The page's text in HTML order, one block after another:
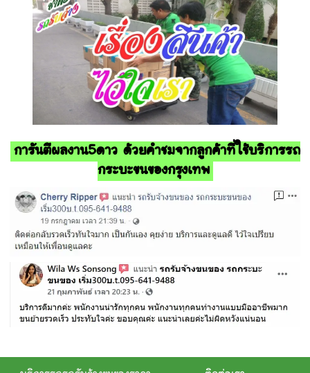
การันตีผลงาน5ดาว ด้วยคำชมจากลูกค้าที่ใช้บริการรถ
กระบะขนของกรุงเทพ